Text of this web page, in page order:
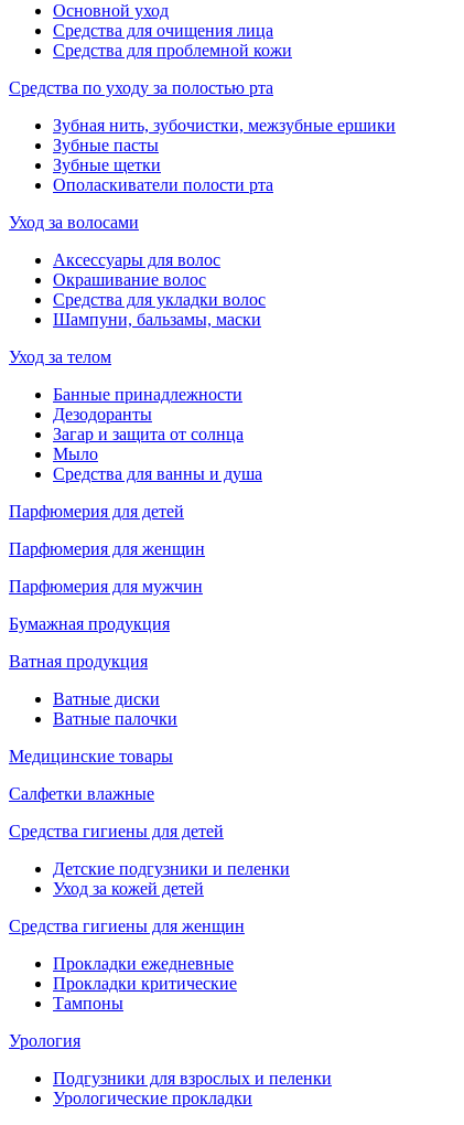
Основной уход
Средства для очищения лица
Средства для проблемной кожи
Средства по уходу за полостью рта
Зубная нить, зубочистки, межзубные ершики
Зубные пасты
Зубные щетки
Ополаскиватели полости рта
Уход за волосами
Аксессуары для волос
Окрашивание волос
Средства для укладки волос
Шампуни, бальзамы, маски
Уход за телом
Банные принадлежности
Дезодоранты
Загар и защита от солнца
Мыло
Средства для ванны и душа
Парфюмерия для детей
Парфюмерия для женщин
Парфюмерия для мужчин
Бумажная продукция
Ватная продукция
Ватные диски
Ватные палочки
Медицинские товары
Салфетки влажные
Средства гигиены для детей
Детские подгузники и пеленки
Уход за кожей детей
Средства гигиены для женщин
Прокладки ежедневные
Прокладки критические
Тампоны
Урология
Подгузники для взрослых и пеленки
Урологические прокладки